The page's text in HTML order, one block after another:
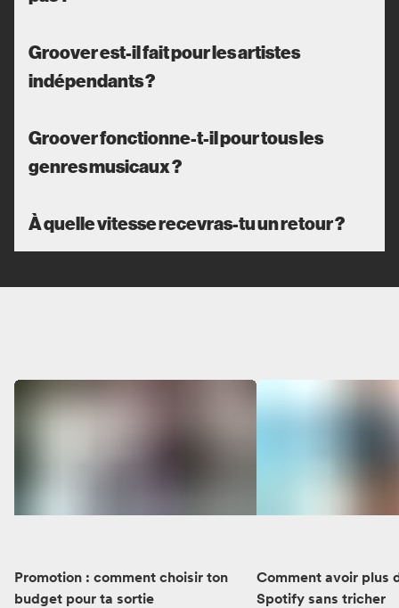
Groover est-il fait pour les artistes
indépendants ?
Groover fonctionne-t-il pour tous les
genres musicaux ?
À quelle vitesse recevras-tu un retour ?
Promotion : comment choisir ton
budget pour ta sortie
Comment avoir plus
Spotify sans tricher